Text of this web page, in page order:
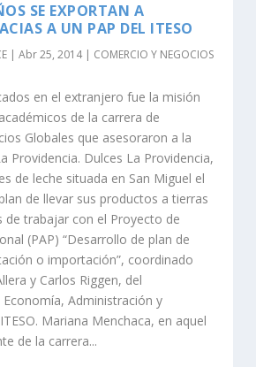
SE EXPORTAN A
A UN PAP DEL ITESO
|Abr 25, 2014| COMERCIO Y NEGOCIOS
en el extranjero fue la misión
de la carrera de
Globales que asesoraron a la
Providencia. Dulces La Providencia,
de leche situada en San Miguel el
de llevar sus productos a tierras
de trabajar con el Proyecto de
(PAP) “Desarrollo de plan de
o importación”, coordinado
y Carlos Riggen, del
Administración y
Mariana Menchaca, en aquel
de la carrera...